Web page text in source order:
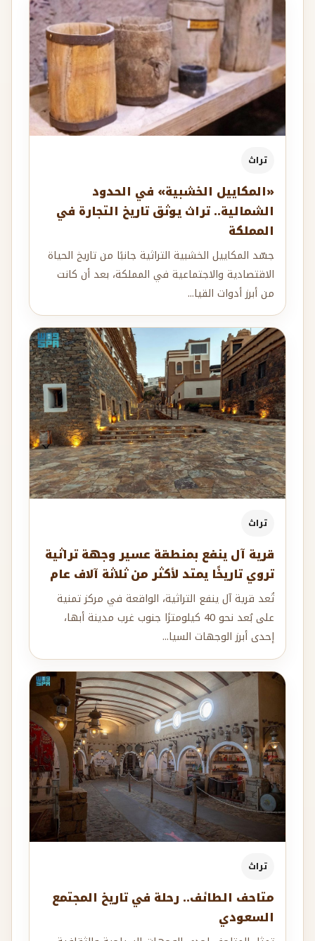
تراث
«المكاييل الخشبية» في الحدود
الشمالية.. تراث يوثق تاريخ التجارة في
المملكة
جسّد المكاييل الخشبية التراثية جانبًا من تاريخ الحياة
الاقتصادية والاجتماعية في المملكة، بعد أن كانت
من أبرز أدوات القيا...
تراث
قرية آل ينفع بمنطقة عسير وجهة تراثية
تروي تاريخًا يمتد لأكثر من ثلاثة آلاف عام
تُعد قرية آل ينفع التراثية، الواقعة في مركز تمنية
على بُعد نحو 40 كيلومترًا جنوب غرب مدينة أبها،
إحدى أبرز الوجهات السيا...
تراث
متاحف الطائف.. رحلة في تاريخ المجتمع
السعودي